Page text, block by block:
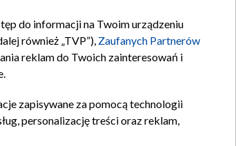
do informacji na Twoim urządzeniu
również „TVP”), Zaufanych Partnerów
reklam do Twoich zainteresowań i
zapisywane za pomocą technologii
personalizację treści oraz reklam,